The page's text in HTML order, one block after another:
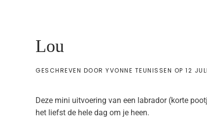
Lou
GESCHREVEN DOOR YVONNE TEUNISSEN OP 12
Deze mini uitvoering van een labrador (korte
het liefst de hele dag om je heen.